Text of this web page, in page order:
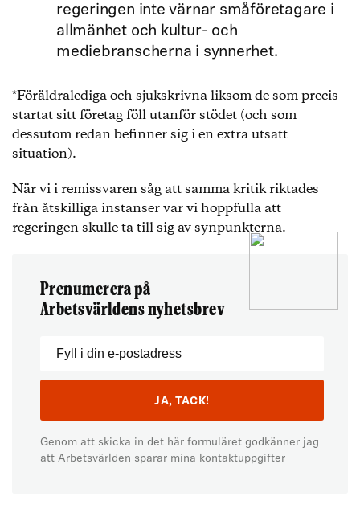
regeringen inte värnar småföretagare i
allmänhet och kultur- och
mediebranscherna i synnerhet.
*Föräldralediga och sjukskrivna liksom de som precis
startat sitt företag föll utanför stödet (och som
dessutom redan befinner sig i en extra utsatt
situation).
När vi i remissvaren såg att samma kritik riktades
från åtskilliga instanser var vi hoppfulla att
regeringen skulle ta till sig av synpunkterna.
Prenumerera på
Arbetsvärldens nyhetsbrev
Genom att skicka in det här formuläret godkänner jag
att Arbetsvärlden sparar mina kontaktuppgifter